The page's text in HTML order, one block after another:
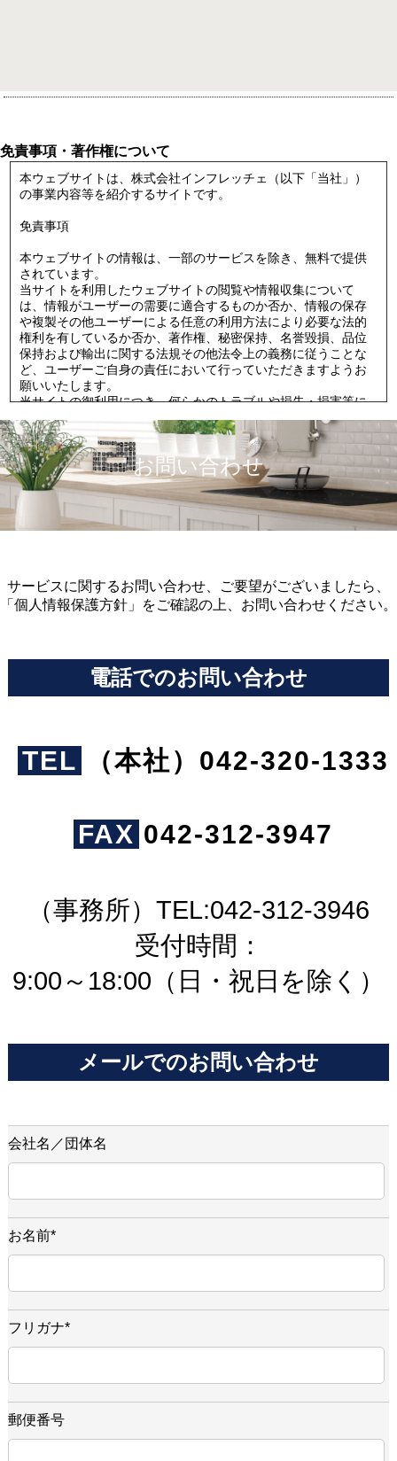
免責事項・著作権について
本ウェブサイトは、株式会社インフレッチェ（以下「当社」）
の事業内容等を紹介するサイトです。
免責事項
本ウェブサイトの情報は、一部のサービスを除き、無料で提供
されています。
当サイトを利用したウェブサイトの閲覧や情報収集について
は、情報がユーザーの需要に適合するものか否か、情報の保存
や複製その他ユーザーによる任意の利用方法により必要な法的
権利を有しているか否か、著作権、秘密保持、名誉毀損、品位
保持および輸出に関する法規その他法令上の義務に従うことな
ど、ユーザーご自身の責任において行っていただきますようお
願いいたします。
当サイトの御利用につき、何らかのトラブルや損失・損害等に
つきましては一切責任を問わないものとします。
当サイトが紹介しているウェブサイトやソフトウェアの合法
性、正確性、道徳性、最新性、適切性、著作権の許諾や有無な
ど、その内容については一切の保証を致しかねます。
当サイトからリンクやバナーなどによって他のサイトに移動さ
れた場合、移動先サイトで提供される情報、サービス等につい
て一切の責任を負いません。
本ウェブサイトに掲載されている全てのコンテンツは、株式会
社インフレッチェが所有しています。
お問い合わせ
サービスに関するお問い合わせ、ご要望がございましたら、
「個人情報保護方針」をご確認の上、お問い合わせください。
電話でのお問い合わせ
TEL （本社）042-320-1333
FAX 042-312-3947
（事務所）TEL:042-312-3946
受付時間：
9:00～18:00（日・祝日を除く）
メールでのお問い合わせ
会社名／団体名
お名前*
フリガナ*
郵便番号